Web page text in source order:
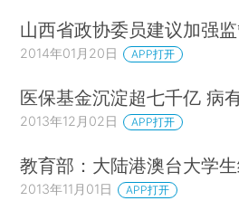
山西省政协委员建议加强监
2014年01月20日 APP打开
医保基金沉淀超七千亿 病
2013年12月02日 APP打开
教育部：大陆港澳台大学
2013年11月01日 APP打开